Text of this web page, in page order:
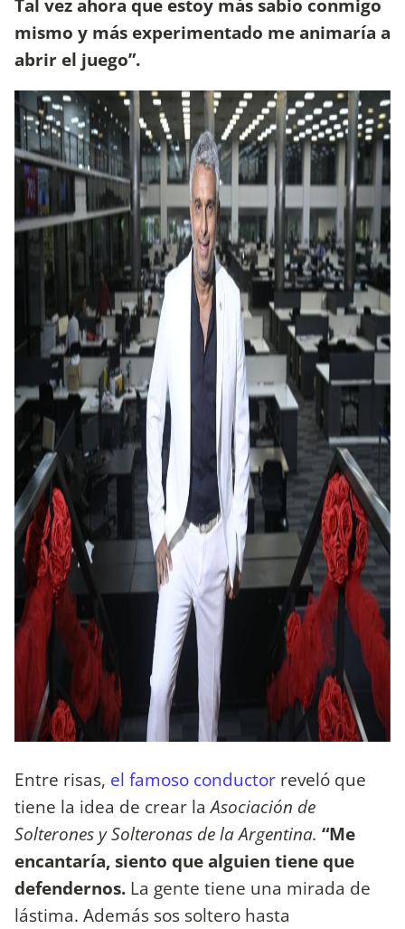
mismo y más experimentado me animaría a
abrir el juego”.
Entre risas, el famoso conductor reveló que
tiene la idea de crear la Asociación de
Solterones y Solteronas de la Argentina. “Me
encantaría, siento que alguien tiene que
defendernos. La gente tiene una mirada de
lástima. Además sos soltero hasta